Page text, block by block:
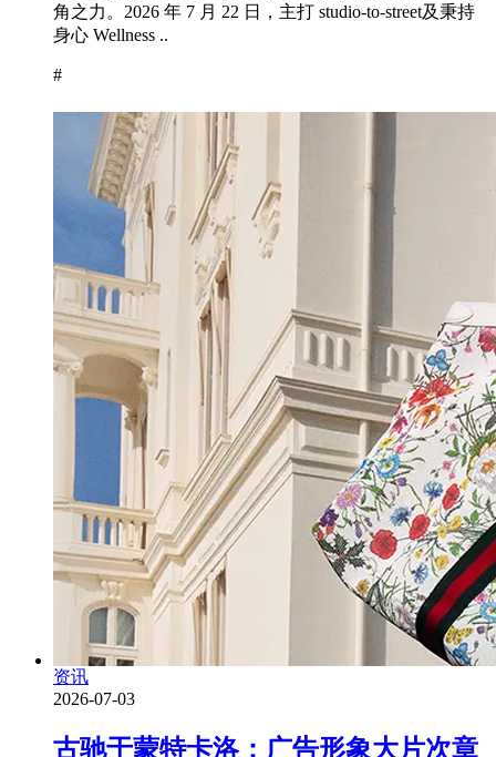
角之力。2026 年 7 月 22 日，主打 studio-to-street及秉持
身心 Wellness ..
#
资讯
2026-07-03
古驰于蒙特卡洛：广告形象大片次章